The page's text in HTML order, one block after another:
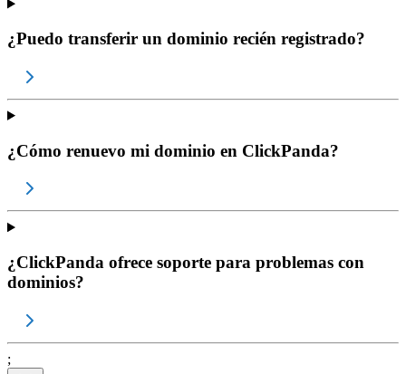
¿Puedo transferir un dominio recién registrado?
¿Cómo renuevo mi dominio en ClickPanda?
¿ClickPanda ofrece soporte para problemas con
dominios?
;